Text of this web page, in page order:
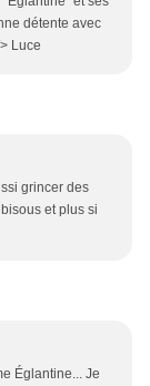
détente avec
Luce
grincer des
et plus si
Églantine... Je